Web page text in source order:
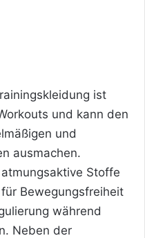
ist
und kann den
und
ausmachen.
Stoffe
Bewegungsfreiheit
während
Neben der